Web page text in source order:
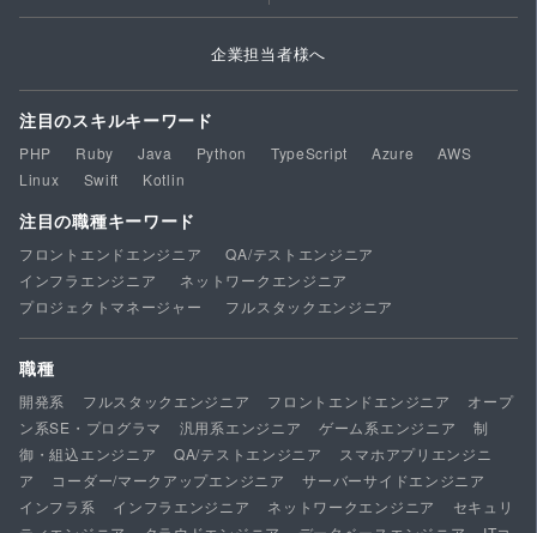
企業担当者様へ
注目のスキルキーワード
PHP Ruby Java Python TypeScript Azure
AWS
Linux
Swift Kotlin
注目の職種キーワード
フロントエンドエンジニア
QA/テストエンジニア
インフラエンジニア
ネットワークエンジニア
プロジェクトマネージャー
フルスタックエンジニア
職種
開発系 フルスタックエンジニア フロントエンドエンジニア
オープ
ン系SE・プログラマ
汎用系エンジニア ゲーム系エンジニア
制
御・組込エンジニア
QA/テストエンジニア
スマホアプリエンジニ
ア
コーダー/マークアップエンジニア
サーバーサイドエンジニア
インフラ系
インフラエンジニア ネットワークエンジニア
セキュリ